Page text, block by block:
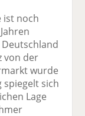
ist noch
von der
wurde
spiegelt sich
Lage